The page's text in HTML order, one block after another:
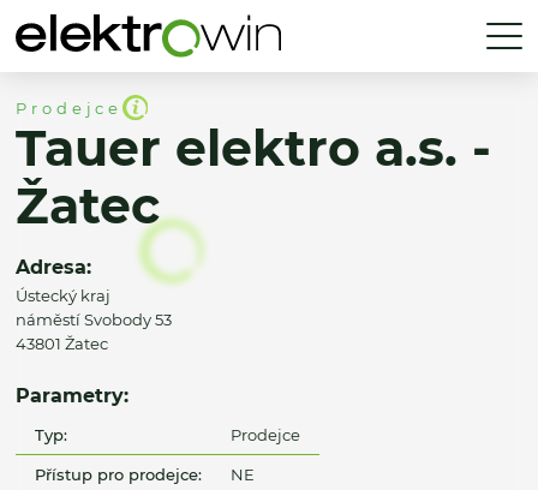
Prodejce
Tauer elektro a.s. -
Žatec
Adresa:
Ústecký kraj
náměstí Svobody 53
43801 Žatec
Parametry:
Typ: Prodejce
Přístup pro prodejce: NE